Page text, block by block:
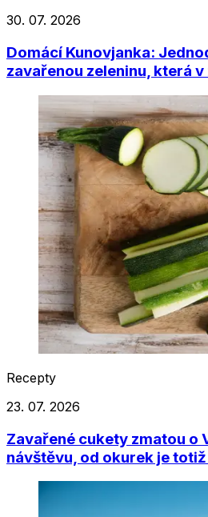
30. 07. 2026
Domácí Kunovjanka:
zavařenou zeleninu, která
Recepty
23. 07. 2026
Zavařené cukety zmatou o
návštěvu, od okurek je